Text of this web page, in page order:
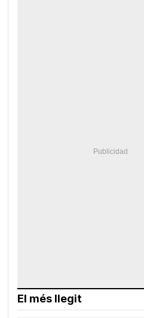
El més llegit